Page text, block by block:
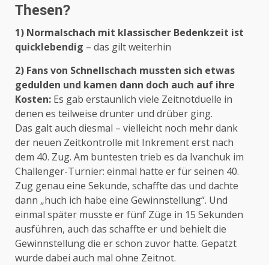
Thesen?
1) Normalschach mit klassischer Bedenkzeit ist
quicklebendig – das gilt weiterhin
2) Fans von Schnellschach mussten sich etwas
gedulden und kamen dann doch auch auf ihre
Kosten: Es gab erstaunlich viele Zeitnotduelle in
denen es teilweise drunter und drüber ging.
Das galt auch diesmal – vielleicht noch mehr dank
der neuen Zeitkontrolle mit Inkrement erst nach
dem 40. Zug. Am buntesten trieb es da Ivanchuk im
Challenger-Turnier: einmal hatte er für seinen 40.
Zug genau eine Sekunde, schaffte das und dachte
dann „huch ich habe eine Gewinnstellung“. Und
einmal später musste er fünf Züge in 15 Sekunden
ausführen, auch das schaffte er und behielt die
Gewinnstellung die er schon zuvor hatte. Gepatzt
wurde dabei auch mal ohne Zeitnot.